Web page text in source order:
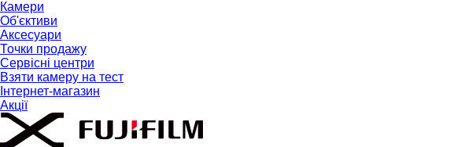
Камери
Об'єктиви
Аксесуари
Точки продажу
Сервісні центри
Взяти камеру на тест
Інтернет-магазин
Акції